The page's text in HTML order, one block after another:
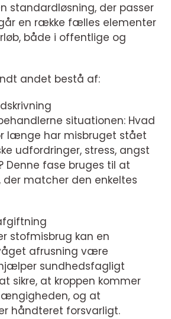
standardløsning, der passer
en række fælles elementer
både i offentlige og
andet bestå af:
situationen: Hvad
længe har misbruget stået
udfordringer, stress, angst
Denne fase bruges til at
der matcher den enkeltes
stofmisbrug kan en
afrusning være
sundhedsfagligt
sikre, at kroppen kommer
og at
håndteret forsvarligt.